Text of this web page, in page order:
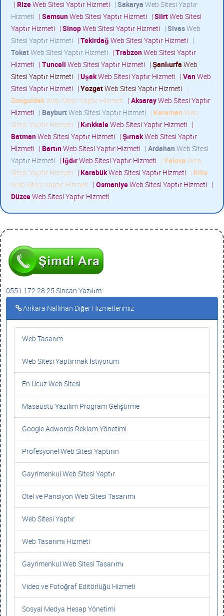
| RizeWeb Sitesi Yaptır Hizmeti | Sakarya Web Sitesi Yaptır
Hizmeti | SamsunWeb Sitesi Yaptır Hizmeti | SiirtWeb Sitesi
Yaptır Hizmeti | SinopWeb Sitesi Yaptır Hizmeti | SivasWeb
Sitesi Yaptır Hizmeti | Tekirdağ Web Sitesi Yaptır Hizmeti |
TokatWeb Sitesi Yaptır Hizmeti | TrabzonWeb Sitesi Yaptır
Hizmeti | Tunceli Web Sitesi Yaptır Hizmeti | Şanlıurfa Web
Sitesi Yaptır Hizmeti | UşakWeb Sitesi Yaptır Hizmeti | VanWeb
Sitesi Yaptır Hizmeti | YozgatWeb Sitesi Yaptır Hizmeti |
ZonguldakWeb Sitesi Yaptır Hizmeti | AksarayWeb Sitesi Yaptır
Hizmeti | BayburtWeb Sitesi Yaptır Hizmeti | Karaman Web
Sitesi Yaptır Hizmeti | KırıkkaleWeb Sitesi Yaptır Hizmeti |
BatmanWeb Sitesi Yaptır Hizmeti | ŞırnakWeb Sitesi Yaptır
Hizmeti | BartınWeb Sitesi Yaptır Hizmeti | Ardahan Web Sitesi
Yaptır Hizmeti | IğdırWeb Sitesi Yaptır Hizmeti | Yalova Web
Sitesi Yaptır Hizmeti | KarabükWeb Sitesi Yaptır Hizmeti | Kilis
Web Sitesi Yaptır Hizmeti | OsmaniyeWeb Sitesi Yaptır Hizmeti |
DüzceWeb Sitesi Yaptır Hizmeti
0551 172 28 25 Sincan Yazılım
Ankara Nallıhan Diğer Hizmetlerimiz
Web Tasarım
Web Sitesi Yaptırmak İstiyorum
En Ucuz Web Sitesi
Masaüstü Yazılım Program Geliştirme
Google Adwords Reklam Yönetimi
Profesyonel Web Sitesi Yaptırın
Gayrimenkul Web Sitesi Yaptır
Otel ve Pansiyon Web Sitesi Tasarımı
Web Sitesi Yaptır
Web Tasarımı Hizmeti
Gayrimenkul Web Sitesi Tasarımı
Video ve Fotoğraf Editörlüğü Hizmeti
Sosyal Medya Hesap Yönetimi